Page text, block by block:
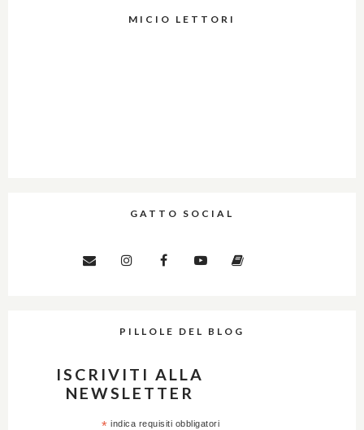
MICIO LETTORI
GATTO SOCIAL
PILLOLE DEL BLOG
ISCRIVITI ALLA
NEWSLETTER
* indica requisiti obbligatori